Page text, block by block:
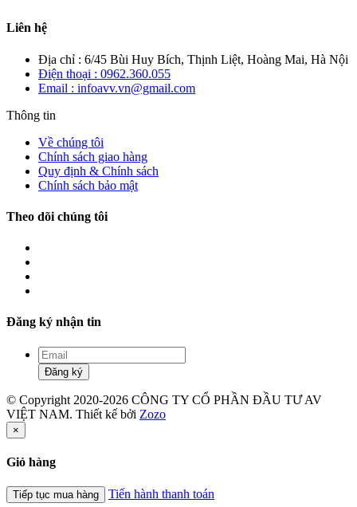
Liên hệ
Địa chỉ : 6/45 Bùi Huy Bích, Thịnh Liệt, Hoàng Mai, Hà Nội
Điện thoại : 0962.360.055
Email : infoavv.vn@gmail.com
Thông tin
Về chúng tôi
Chính sách giao hàng
Quy định & Chính sách
Chính sách bảo mật
Theo dõi chúng tôi
Đăng ký nhận tin
Đăng ký
© Copyright 2020-2026 CÔNG TY CỔ PHẦN ĐẦU TƯ AV
VIỆT NAM. Thiết kế bởi Zozo
×
Giỏ hàng
Tiếp tục mua hàng Tiến hành thanh toán